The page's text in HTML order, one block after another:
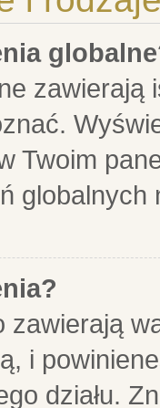
Twoim
zawierają
i
działu.